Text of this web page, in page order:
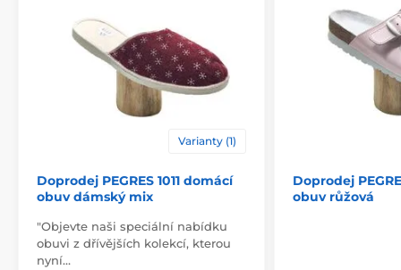
Varianty (1)
Doprodej PEGRES 1011 domácí
obuv dámský mix
"Objevte naši speciální nabídku
obuvi z dřívějších kolekcí, kterou
nyní…
Doprodej
obuv růžová